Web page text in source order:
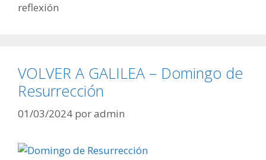
reflexión
VOLVER A GALILEA – Domingo de
Resurrección
01/03/2024 poradmin